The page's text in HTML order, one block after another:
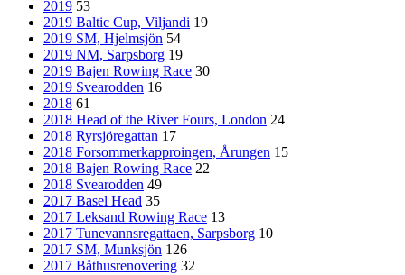
2019 53
2019 Baltic Cup, Viljandi 19
2019 SM, Hjelmsjön 54
2019 NM, Sarpsborg 19
2019 Bajen Rowing Race 30
2019 Svearodden 16
2018 61
2018 Head of the River Fours, London 24
2018 Ryrsjöregattan 17
2018 Forsommerkapproingen, Årungen 15
2018 Bajen Rowing Race 22
2018 Svearodden 49
2017 Basel Head 35
2017 Leksand Rowing Race 13
2017 Tunevannsregattaen, Sarpsborg 10
2017 SM, Munksjön 126
2017 Båthusrenovering 32